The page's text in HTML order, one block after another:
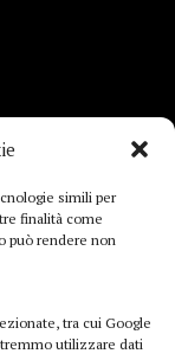
simili per
finalità come
può rendere non
tra cui Google
utilizzare dati